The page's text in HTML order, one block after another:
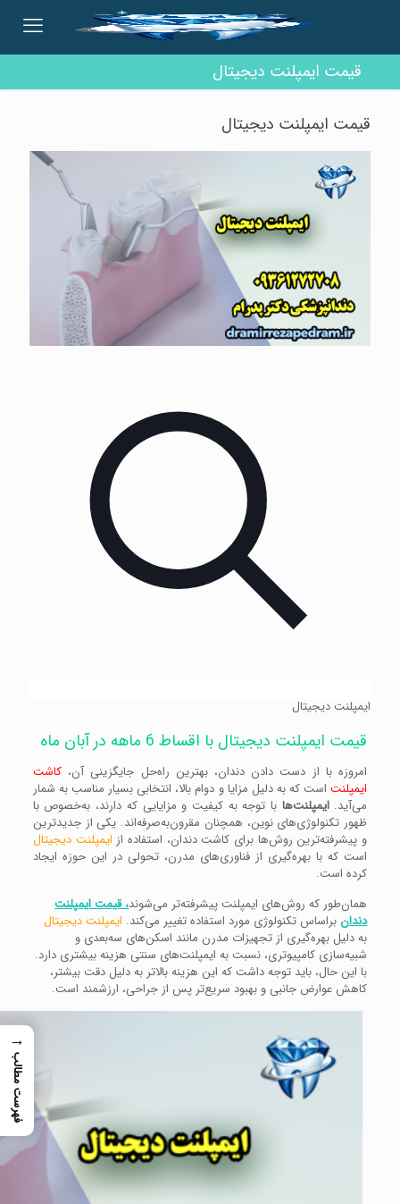
قیمت ایمپلنت دیجیتال
قیمت ایمپلنت دیجیتال
ایمپلنت دیجیتال
قیمت ایمپلنت دیجیتال با اقساط 6 ماهه در آبان ماه
امروزه با از دست دادن دندان، بهترین راه‌حل جایگزینی آن،کاشت
ایمپلنتاست که به دلیل مزایا و دوام بالا، انتخابی بسیار مناسب به شمار
می‌آید.ایمپلنت‌ها با توجه به کیفیت و مزایایی که دارند، به‌خصوص با
ظهور تکنولوژی‌های نوین، همچنان مقرون‌به‌صرفه‌اند. یکی از جدیدترین
و پیشرفته‌ترین روش‌ها برای کاشت دندان، استفاده از ایمپلنت دیجیتال
است که با بهره‌گیری از فناوری‌های مدرن، تحولی در این حوزه ایجاد
کرده است.
همان‌طور که روش‌های ایمپلنت پیشرفته‌تر می‌شوند، قیمت ایمپلنت
دندانبراساس تکنولوژی مورد استفاده تغییر می‌کند. ایمپلنت دیجیتال
به دلیل بهره‌گیری از تجهیزات مدرن مانند اسکن‌های سه‌بعدی و
شبیه‌سازی کامپیوتری، نسبت به ایمپلنت‌های سنتی هزینه بیشتری دارد.
با این حال، باید توجه داشت که این هزینه بالاتر به دلیل دقت بیشتر،
کاهش عوارض جانبی و بهبود سریع‌تر پس از جراحی، ارزشمند است.
→
فهرست مطالب